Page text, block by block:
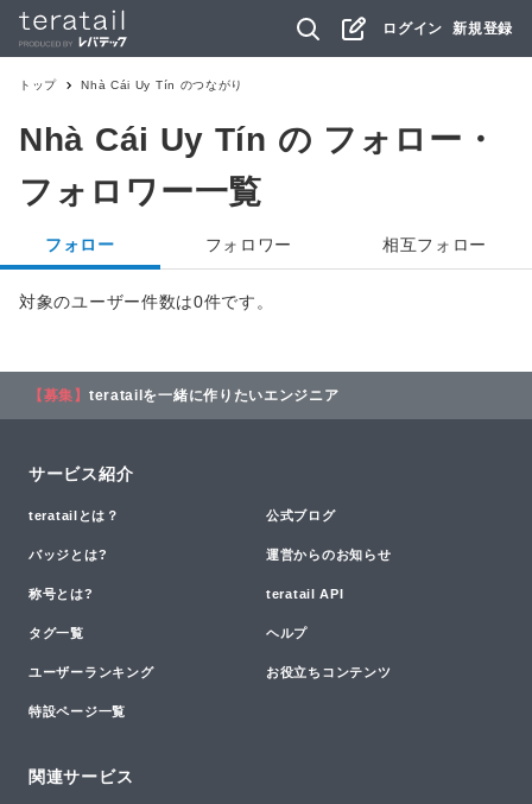
ログイン 新規登録
トップ Nhà Cái Uy Tín のつながり
Nhà Cái Uy Tín の フォロー・
フォロワー一覧
フォロー フォロワー 相互フォロー
対象のユーザー件数は0件です。
【募集】 teratailを一緒に作りたいエンジニア
サービス紹介
teratailとは？ 公式ブログ
バッジとは? 運営からのお知らせ
称号とは? teratail API
タグ一覧 ヘルプ
ユーザーランキング お役立ちコンテンツ
特設ページ一覧
関連サービス